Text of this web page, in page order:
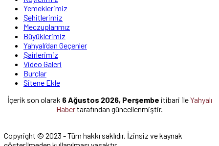
Yemeklerimiz
Şehitlerimiz
Meczuplarımız
Büyüklerimiz
Yahyalı’dan Geçenler
Şairlerimiz
Video Galeri
Burçlar
Sitene Ekle
İçerik son olarak 6 Ağustos 2026, Perşembe itibari ileYahyalı
Habertarafından güncellenmiştir.
Copyright © 2023 - Tüm hakkı saklıdır. İzinsiz ve kaynak